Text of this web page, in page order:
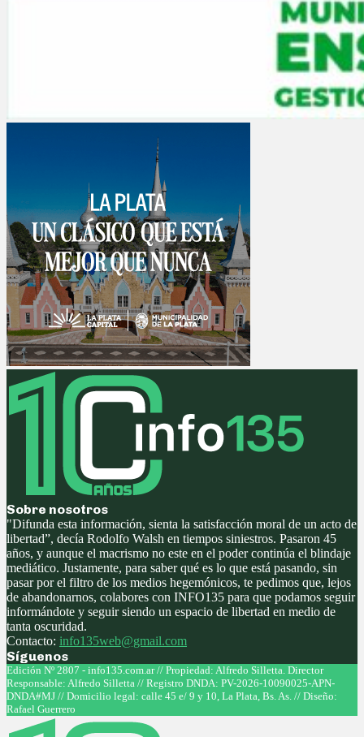
Sobre nosotros
"Difunda esta información, sienta la satisfacción moral de un acto de
libertad”, decía Rodolfo Walsh en tiempos siniestros. Pasaron 45
años, y aunque el macrismo no este en el poder continúa el blindaje
mediático. Justamente, para saber qué es lo que está pasando, sin
pasar por el filtro de los medios hegemónicos, te pedimos que, lejos
de abandonarnos, colabores con INFO135 para que podamos seguir
informándote y seguir siendo un espacio de libertad en medio de
tanta oscuridad.
Contacto: info135web@gmail.com
Síguenos
Facebook
Twitter
Instagram
Youtube
Edición Nº 2807 - info135.com.ar // Propiedad: Alfredo Silletta. Director
Responsable: Alfredo Silletta // Registro DNDA: PV-2026-10090025-APN-
DNDA#MJ // Domicilio legal: calle 45 e/ 9 y 10, La Plata, Bs. As. // Diseño:
Rafael Guerrero